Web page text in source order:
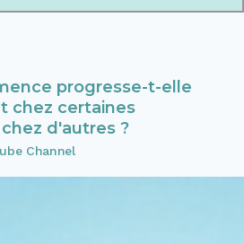
progresse-t-elle
chez certaines
d'autres ?
Channel